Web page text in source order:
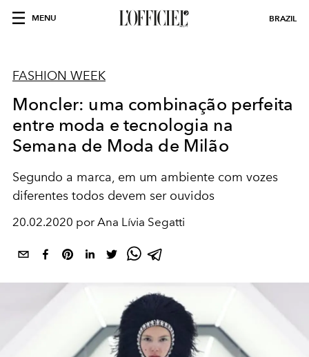
MENU BRAZIL
FASHION WEEK
Moncler: uma combinação perfeita
entre moda e tecnologia na
Semana de Moda de Milão
Segundo a marca, em um ambiente com vozes
diferentes todos devem ser ouvidos
20.02.2020 por Ana Lívia Segatti